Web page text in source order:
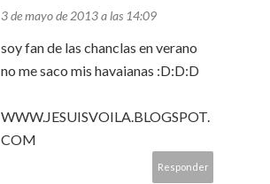
3 de mayo de 2013 a las 14:09
soy fan de las chanclas en verano
no me saco mis havaianas :D:D:D
WWW.JESUISVOILA.BLOGSPOT.
COM
Responder